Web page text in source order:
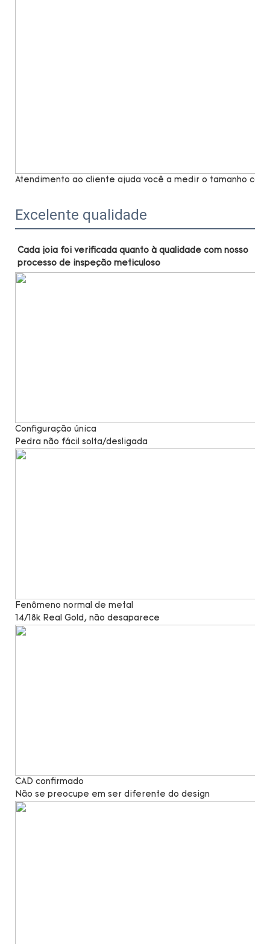
Atendimento ao cliente ajuda você a medir o tamanho
Excelente qualidade
Cada joia foi verificada quanto à qualidade com nosso
Configuração única
Pedra não fácil solta/desligada
Fenômeno normal de metal
14/18k Real Gold, não desaparece
CAD confirmado
Não se preocupe em ser diferente do design